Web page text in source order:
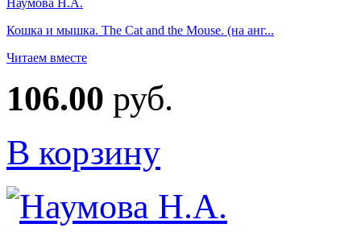
Кошка и мышка. The Cat and the Mouse. (на анг...
Читаем вместе
106.00 руб.
В корзину